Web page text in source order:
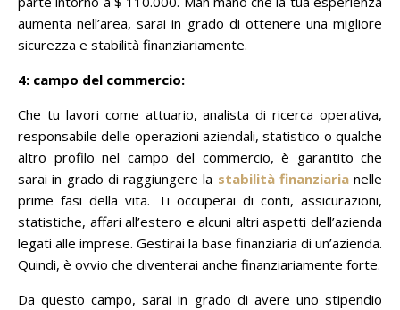
aumenta nell’area, sarai in grado di ottenere una migliore
sicurezza e stabilità finanziariamente.
4: campo del commercio:
Che tu lavori come attuario, analista di ricerca operativa,
responsabile delle operazioni aziendali, statistico o qualche
altro profilo nel campo del commercio, è garantito che
sarai in grado di raggiungere la stabilità finanziarianelle
prime fasi della vita. Ti occuperai di conti, assicurazioni,
statistiche, affari all’estero e alcuni altri aspetti dell’azienda
legati alle imprese. Gestirai la base finanziaria di un’azienda.
Quindi, è ovvio che diventerai anche finanziariamente forte.
Da questo campo, sarai in grado di avere uno stipendio